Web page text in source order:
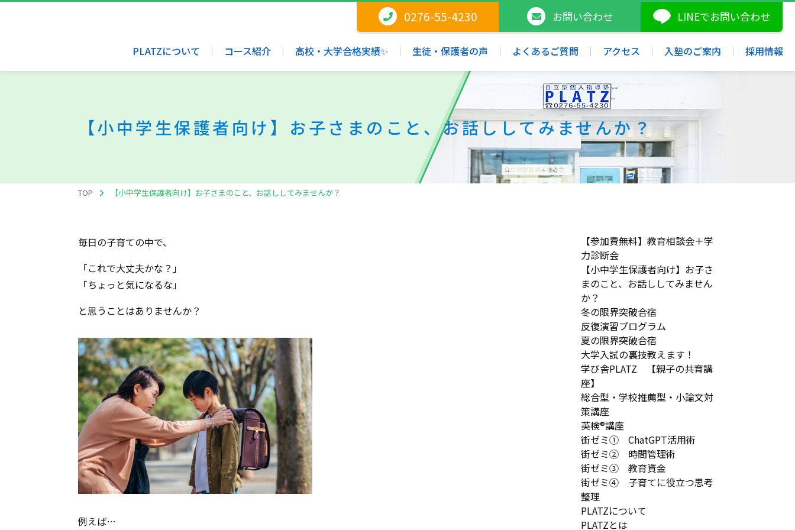
0276-55-4230 お問い合わせ LINEでお問い合わせ
PLATZについて コース紹介 高校・大学合格実績✨ 生徒・保護者の声 よくあるご質問 アクセス 入塾のご案内 採用情報
【小中学生保護者向け】お子さまのこと、お話ししてみませんか？
TOP 【小中学生保護者向け】お子さまのこと、お話ししてみませんか？
毎日の子育ての中で、
「これで大丈夫かな？」
「ちょっと気になるな」
と思うことはありませんか？
例えば…
【参加費無料】教育相談会＋学
力診断会
【小中学生保護者向け】お子さ
まのこと、お話ししてみません
か？
冬の限界突破合宿
反復演習プログラム
夏の限界突破合宿
大学入試の裏技教えます！
学び舎PLATZ 【親子の共育講
座】
総合型・学校推薦型・小論文対
策講座
英検®講座
街ゼミ① ChatGPT活用術
街ゼミ② 時間管理術
街ゼミ③ 教育資金
街ゼミ④ 子育てに役立つ思考
整理
PLATZについて
PLATZとは